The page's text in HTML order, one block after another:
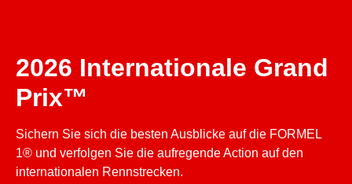
2026 Internationale Grand
Prix™
Sichern Sie sich die besten Ausblicke auf die FORMEL
1® und verfolgen Sie die aufregende Action auf den
internationalen Rennstrecken.